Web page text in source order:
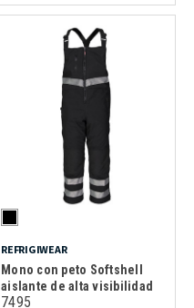
REFRIGIWEAR
Mono con peto Softshell
aislante de alta visibilidad
7495